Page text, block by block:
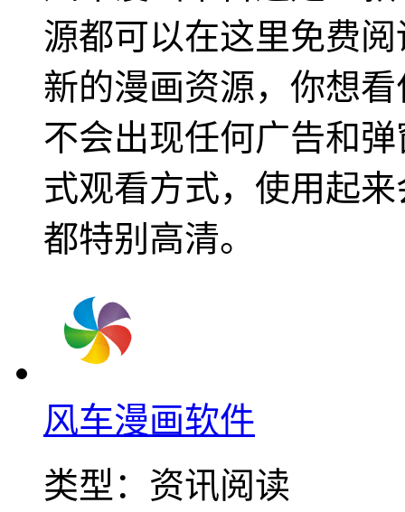
源都可以在这里免费
新的漫画资源，你想
不会出现任何广告和
式观看方式，使用起
都特别高清。
风车漫画软件
类型： 资讯阅读